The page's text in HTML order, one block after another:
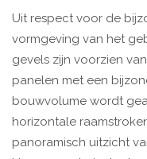
Uit respect voor de
vormgeving van het
gevels zijn voorzien
panelen met een
bouwvolume wordt
horizontale
panoramisch uitzicht